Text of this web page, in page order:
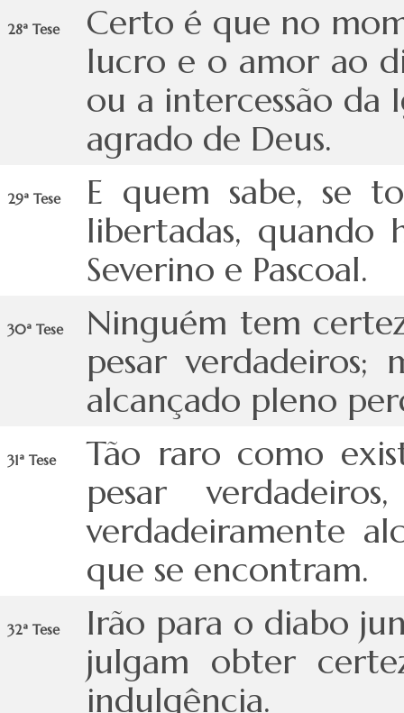
28ª Tese
Certo é que no
lucro e o amor ao
ou a intercessão da
agrado de Deus.
29ª Tese
E quem sabe, se
libertadas, quando
Severino e Pascoal.
30ª Tese
Ninguém tem
pesar
alcançado pleno
31ª Tese
Tão raro como
pesar
verdadeiramente
que se encontram.
32ª Tese
Irão para o diabo
julgam obter
indulgência.